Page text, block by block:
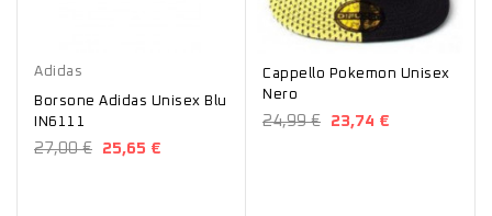
Adidas
Borsone Adidas Unisex Blu
IN6111
27,00 € 25,65 €
Nero
Cappello Pokemon Unisex
Nero
24,99 € 23,74 €